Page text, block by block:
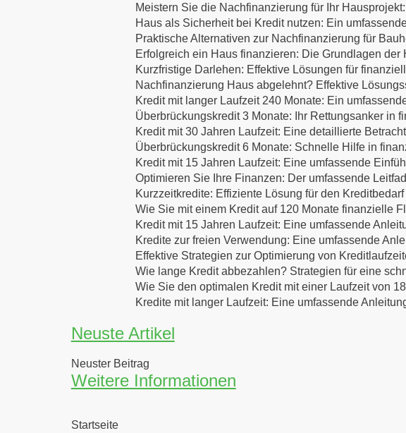
Meistern Sie die Nachfinanzierung für Ihr
Haus als Sicherheit bei Kredit nutzen: Ein
Praktische Alternativen zur Nachfinanzierung für
Erfolgreich ein Haus finanzieren: Die Grundlagen der
Kurzfristige Darlehen: Effektive Lösungen für
Nachfinanzierung Haus abgelehnt? Effektive
Kredit mit langer Laufzeit 240 Monate: Ein
Überbrückungskredit 3 Monate: Ihr Rettungsanker in
Kredit mit 30 Jahren Laufzeit: Eine detaillierte
Überbrückungskredit 6 Monate: Schnelle Hilfe in
Kredit mit 15 Jahren Laufzeit: Eine umfassende
Optimieren Sie Ihre Finanzen: Der umfassende
Kurzzeitkredite: Effiziente Lösung für den
Wie Sie mit einem Kredit auf 120 Monate finanzielle
Kredit mit 15 Jahren Laufzeit: Eine umfassende
Kredite zur freien Verwendung: Eine umfassende
Effektive Strategien zur Optimierung von
Wie lange Kredit abbezahlen? Strategien für eine
Wie Sie den optimalen Kredit mit einer Laufzeit von
Kredite mit langer Laufzeit: Eine umfassende
Neuste Artikel
Neuster Beitrag
Weitere Informationen
Startseite